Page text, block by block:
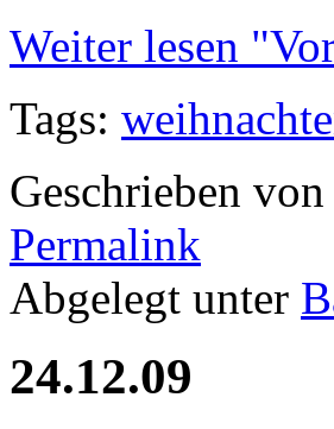
Weiter lesen
Tags:
Geschrieben
Permalink
Abgelegt unter
24.12.09